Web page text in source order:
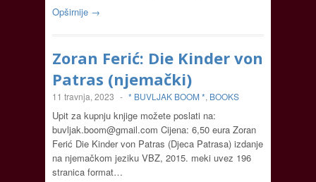
Opširnije →
Zoran Ferić: Die Kinder von
Patras (njemački)
11 travnja, 2023 - * BUVLJAK BOOM *, BOOKS
Upit za kupnju knjige možete poslati na:
buvljak.boom@gmail.com Cijena: 6,50 eura Zoran
Ferić Die Kinder von Patras (Djeca Patrasa) izdanje
na njemačkom jeziku VBZ, 2015. meki uvez 196
stranica format…